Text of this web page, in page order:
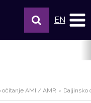
EN
očitanje AMI / AMR Daljinsko